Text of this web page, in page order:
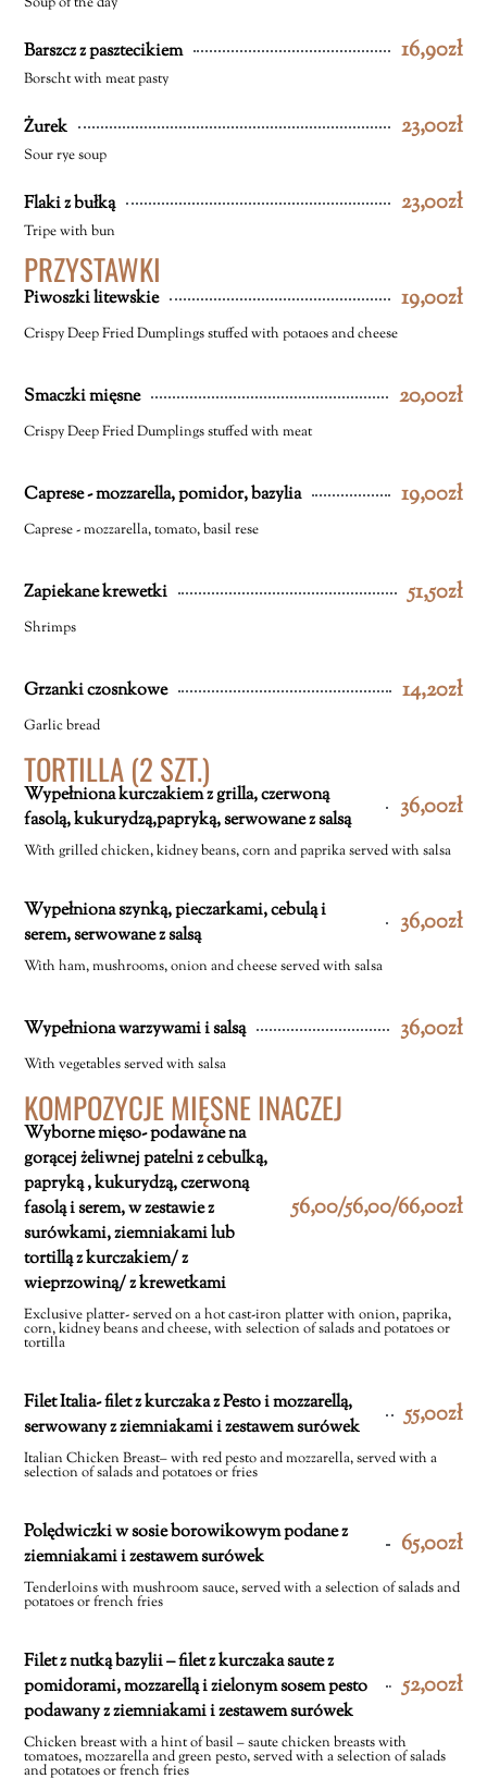
Barszcz z pasztecikiem 16,90zł
Borscht with meat pasty
Żurek 23,00zł
Sour rye soup
Flaki z bułką 23,00zł
Tripe with bun
PRZYSTAWKI
Piwoszki litewskie 19,00zł
Crispy Deep Fried Dumplings stuffed with potaoes and cheese
Smaczki mięsne 20,00zł
Crispy Deep Fried Dumplings stuffed with meat
Caprese - mozzarella, pomidor, bazylia 19,00zł
Caprese - mozzarella, tomato, basil rese
Zapiekane krewetki 51,50zł
Shrimps
Grzanki czosnkowe 14,20zł
Garlic bread
TORTILLA (2 SZT.)
Wypełniona kurczakiem z grilla, czerwoną
fasolą, kukurydzą,papryką, serwowane z salsą
36,00zł
With grilled chicken, kidney beans, corn and paprika served with salsa
Wypełniona szynką, pieczarkami, cebulą i
serem, serwowane z salsą
36,00zł
With ham, mushrooms, onion and cheese served with salsa
Wypełniona warzywami i salsą 36,00zł
With vegetables served with salsa
KOMPOZYCJE MIĘSNE INACZEJ
Wyborne mięso- podawane na
gorącej żeliwnej patelni z cebulką,
papryką , kukurydzą, czerwoną
fasolą i serem, w zestawie z
surówkami, ziemniakami lub
tortillą z kurczakiem/ z
wieprzowiną/ z krewetkami
56,00/56,00/66,00zł
Exclusive platter- served on a hot cast-iron platter with onion, paprika,
corn, kidney beans and cheese, with selection of salads and potatoes or
tortilla
Filet Italia- filet z kurczaka z Pesto i mozzarellą,
serwowany z ziemniakami i zestawem surówek
55,00zł
Italian Chicken Breast– with red pesto and mozzarella, served with a
selection of salads and potatoes or fries
Polędwiczki w sosie borowikowym podane z
ziemniakami i zestawem surówek
65,00zł
Tenderloins with mushroom sauce, served with a selection of salads and
potatoes or french fries
Filet z nutką bazylii – filet z kurczaka saute z
pomidorami, mozzarellą i zielonym sosem pesto
podawany z ziemniakami i zestawem surówek
52,00zł
Chicken breast with a hint of basil – saute chicken breasts with
tomatoes, mozzarella and green pesto, served with a selection of salads
and potatoes or french fries